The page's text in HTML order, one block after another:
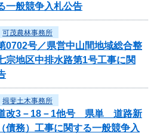
一般競争入札公告
可茂農林事務所
0702号／県営中山間地域総合整
宗地区中排水路第1号工事に関
揖斐土木事務所
道改3－18－1他号 県単 道路新
債務）工事に関する一般競争入